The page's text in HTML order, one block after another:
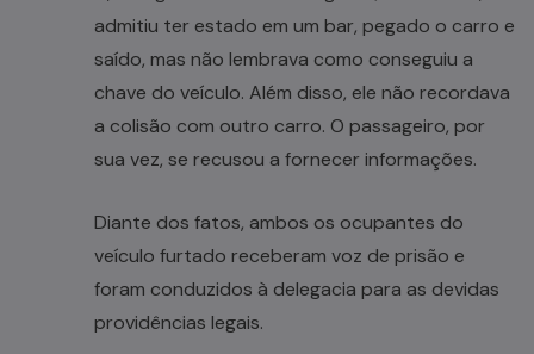
admitiu ter estado em um bar, pegado o carro e
saído, mas não lembrava como conseguiu a
chave do veículo. Além disso, ele não recordava
a colisão com outro carro. O passageiro, por
sua vez, se recusou a fornecer informações.
Diante dos fatos, ambos os ocupantes do
veículo furtado receberam voz de prisão e
foram conduzidos à delegacia para as devidas
providências legais.